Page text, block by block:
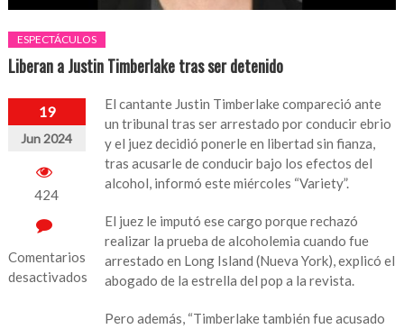
ESPECTÁCULOS
Liberan a Justin Timberlake tras ser detenido
19
Jun 2024
424
Comentarios
desactivados
El cantante Justin Timberlake compareció ante
un tribunal tras ser arrestado por conducir ebrio
y el juez decidió ponerle en libertad sin fianza,
tras acusarle de conducir bajo los efectos del
alcohol, informó este miércoles “Variety”.
El juez le imputó ese cargo porque rechazó
realizar la prueba de alcoholemia cuando fue
arrestado en Long Island (Nueva York), explicó el
abogado de la estrella del pop a la revista.
Pero además, “Timberlake también fue acusado